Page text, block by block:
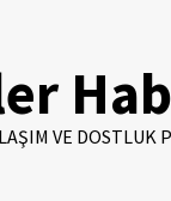
VE DOSTLUK